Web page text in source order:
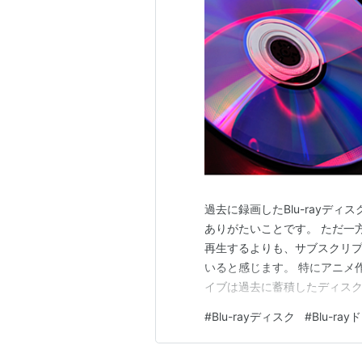
過去に録画したBlu-rayディス
ありがたいことです。 ただ一
再生するよりも、サブスクリ
いると感じます。 特にアニメ
イブは過去に蓄積したディス
けになっていくのかもしれま
け整理を進め、今後はサブス
#Blu-rayディスク #Blu-ray